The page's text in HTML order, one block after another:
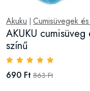
Akuku Cumisüvegek
AKUKU
színű
690 Ft 863 Ft